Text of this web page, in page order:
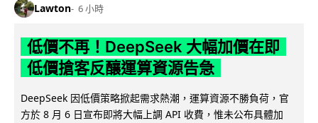
Lawton 6 小時
低價不再！DeepSeek 大幅加價在即
低價搶客反釀運算資源告急
DeepSeek 因低價策略掀起需求熱潮，運算資源不勝負荷，官
方於 8 月 6 日宣布即將大幅上調 API 收費，惟未公布具體加